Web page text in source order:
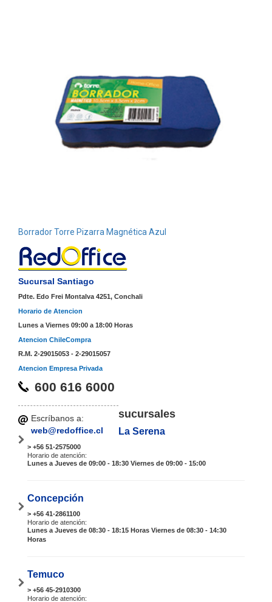
Borrador Torre Pizarra Magnética Azul
Sucursal Santiago
Pdte. Edo Frei Montalva 4251, Conchali
Horario de Atencion
Lunes a Viernes 09:00 a 18:00 Horas
Atencion ChileCompra
R.M. 2-29015053 - 2-29015057
Atencion Empresa Privada
600 616 6000
Escríbanos a:
web@redoffice.cl
sucursales
La Serena
> +56 51-2575000
Horario de atención:
Lunes a Jueves de 09:00 - 18:30 Viernes de 09:00 - 15:00
Concepción
> +56 41-2861100
Horario de atención:
Lunes a Jueves de 08:30 - 18:15 Horas Viernes de 08:30 - 14:30
Horas
Temuco
> +56 45-2910300
Horario de atención: